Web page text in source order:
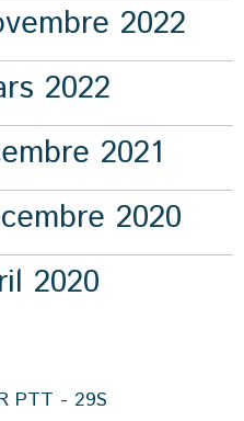
2022
2022
2021
2020
2020
PTT - 29S